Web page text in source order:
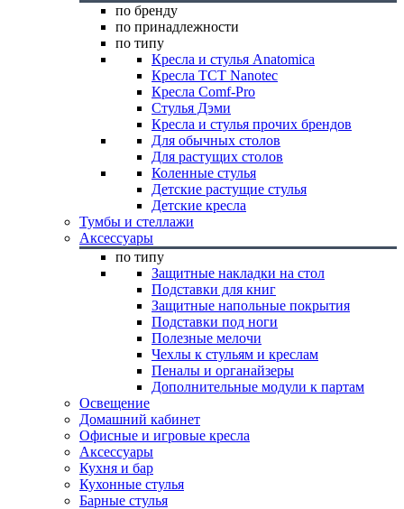
по бренду
по принадлежности
по типу
Кресла и стулья Anatomica
Кресла TCT Nanotec
Кресла Comf-Pro
Стулья Дэми
Кресла и стулья прочих брендов
Для обычных столов
Для растущих столов
Коленные стулья
Детские растущие стулья
Детские кресла
Тумбы и стеллажи
Аксессуары
по типу
Защитные накладки на стол
Подставки для книг
Защитные напольные покрытия
Подставки под ноги
Полезные мелочи
Чехлы к стульям и креслам
Пеналы и органайзеры
Дополнительные модули к партам
Освещение
Домашний кабинет
Офисные и игровые кресла
Аксессуары
Кухня и бар
Кухонные стулья
Барные стулья